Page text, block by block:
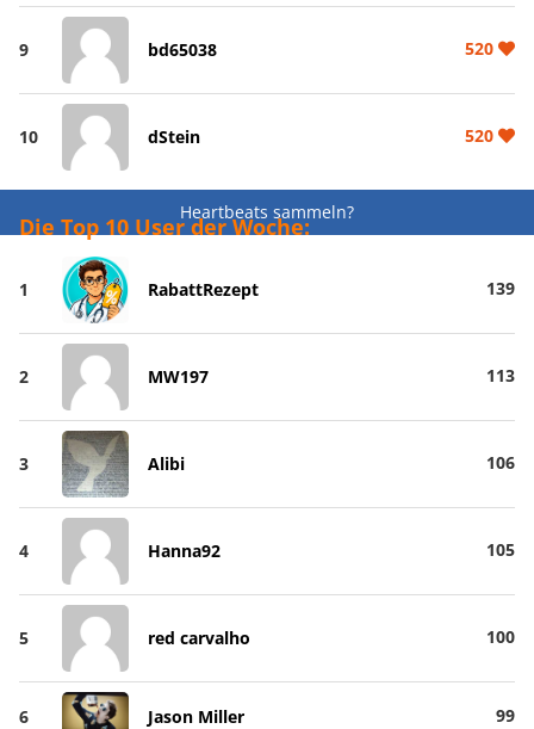
9 bd65038 520
10 dStein 520
Heartbeats sammeln?
Die Top 10 User der Woche:
1 RabattRezept 139
2 MW197 113
3 Alibi 106
4 Hanna92 105
5 red carvalho 100
6 Jason Miller 99